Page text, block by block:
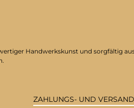
ZAHLUNGS- UND
Handwerkskunst und sorgfältig